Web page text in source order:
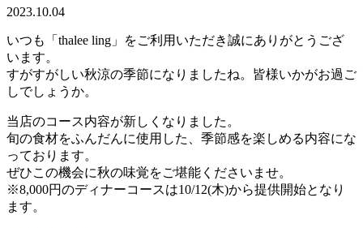
2023.10.04
いつも「thalee ling」をご利用いただき誠にありがとうござ
います。
すがすがしい秋涼の季節になりましたね。皆様いかがお過ご
しでしょうか。
当店のコース内容が新しくなりました。
旬の食材をふんだんに使用した、季節感を楽しめる内容にな
っております。
ぜひこの機会に秋の味覚をご堪能くださいませ。
※8,000円のディナーコースは10/12(木)から提供開始となり
ます。